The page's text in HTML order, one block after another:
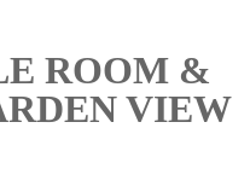
ROOM &
VIEW